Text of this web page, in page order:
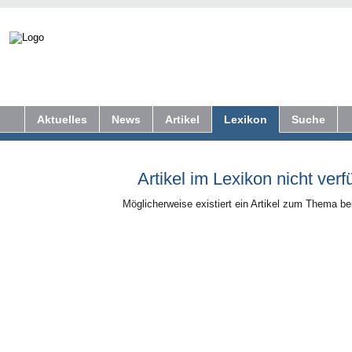
Aktuelles News Artikel Lexikon Suche
Artikel im Lexikon nicht
Möglicherweise existiert ein Artikel zum Thema